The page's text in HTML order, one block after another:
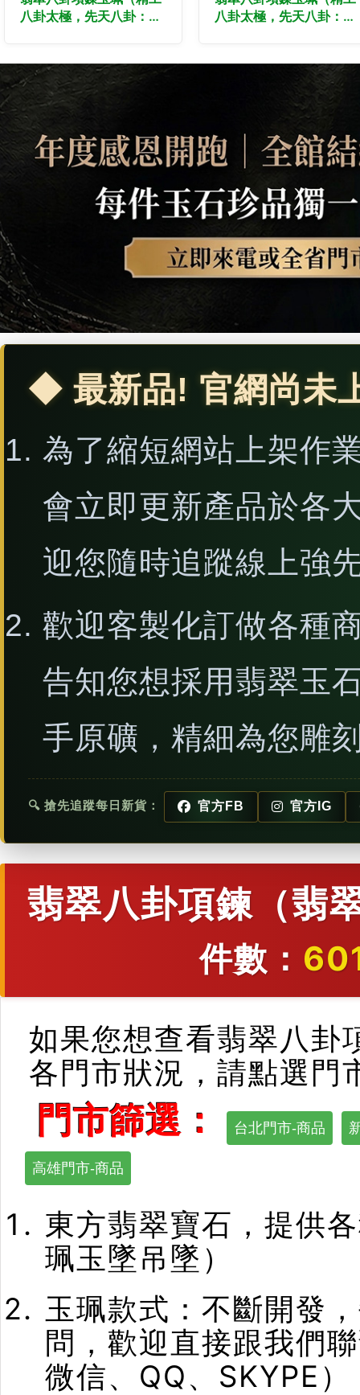
八卦太極，先天八卦：八
卦，ED638。訂做各種翡
翠八卦吊墜玉珮項鍊。★
附A貨翡翠雙證書
八卦太極，先天八卦：八
卦，ED637。訂做各種翡
翠八卦吊墜玉珮項鍊。★
附A貨翡翠雙證書
◆ 最新品! 官網尚未
為了縮短網站上架作
會立即更新產品於各
迎您隨時追蹤線上強
歡迎客製化訂做各種
告知您想採用翡翠玉
手原礦，精細為您雕
🔍 搶先追蹤每日新貨： 官方FB 官方IG
翡翠八卦項鍊（翡
件數：
如果您想查看翡翠八卦
各門市狀況，請點選門
門市篩選： 台北門市-商品
高雄門市-商品
東方翡翠寶石，提供
珮玉墜吊墜）
玉珮款式：不斷開發
問，歡迎直接跟我們
微信、QQ、SKYPE）